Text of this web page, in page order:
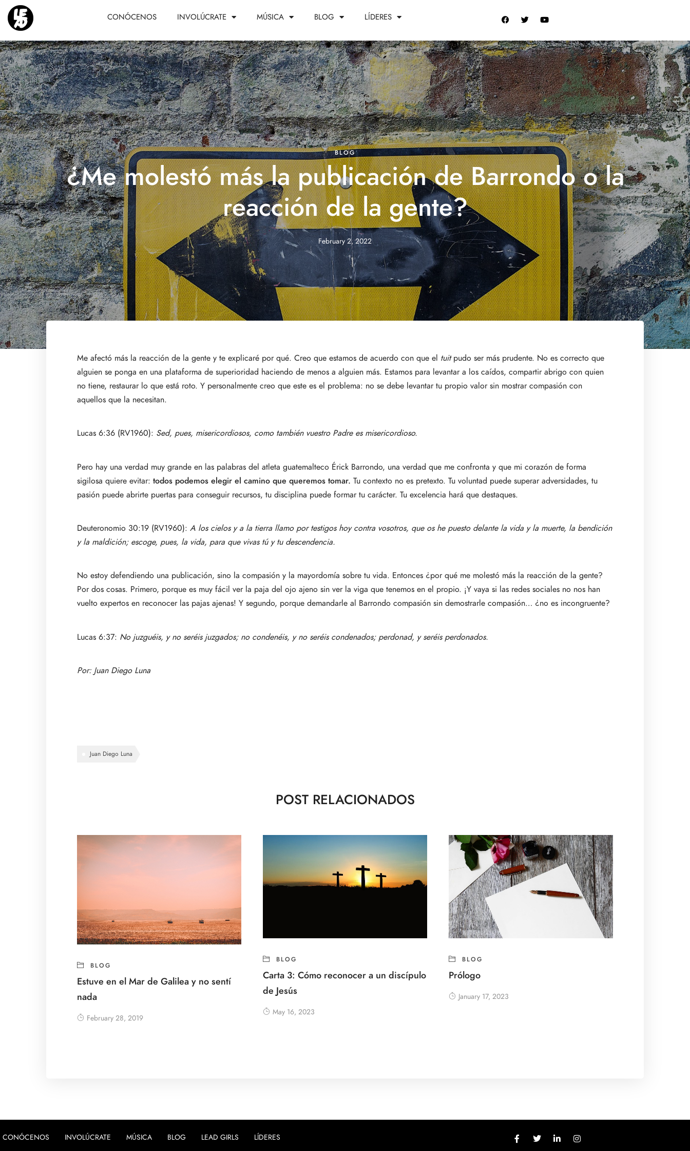
CONÓCENOS INVOLÚCRATE MÚSICA BLOG LÍDERES
BLOG
¿Me molestó más la publicación de Barrondo o la
reacción de la gente?
February 2, 2022
Me afectó más la reacción de la gente y te explicaré por qué. Creo que estamos de acuerdo con que el tuitpudo ser más prudente. No es correcto que
alguien se ponga en una plataforma de superioridad haciendo de menos a alguien más. Estamos para levantar a los caídos, compartir abrigo con quien
no tiene, restaurar lo que está roto. Y personalmente creo que este es el problema: no se debe levantar tu propio valor sin mostrar compasión con
aquellos que la necesitan.
Lucas 6:36 (RV1960): Sed, pues, misericordiosos, como también vuestro Padre es misericordioso.
Pero hay una verdad muy grande en las palabras del atleta guatemalteco Érick Barrondo, una verdad que me confronta y que mi corazón de forma
sigilosa quiere evitar: todos podemos elegir el camino que queremos tomar. Tu contexto no es pretexto. Tu voluntad puede superar adversidades, tu
pasión puede abrirte puertas para conseguir recursos, tu disciplina puede formar tu carácter. Tu excelencia hará que destaques.
Deuteronomio 30:19 (RV1960): A los cielos y a la tierra llamo por testigos hoy contra vosotros, que os he puesto delante la vida y la muerte, la bendición
y la maldición; escoge, pues, la vida, para que vivas tú y tu descendencia.
No estoy defendiendo una publicación, sino la compasión y la mayordomía sobre tu vida. Entonces ¿por qué me molestó más la reacción de la gente?
Por dos cosas. Primero, porque es muy fácil ver la paja del ojo ajeno sin ver la viga que tenemos en el propio. ¡Y vaya si las redes sociales no nos han
vuelto expertos en reconocer las pajas ajenas! Y segundo, porque demandarle al Barrondo compasión sin demostrarle compasión… ¿no es incongruente?
Lucas 6:37: No juzguéis, y no seréis juzgados; no condenéis, y no seréis condenados; perdonad, y seréis perdonados.
Por: Juan Diego Luna
Juan Diego Luna
POST RELACIONADOS
BLOG
Estuve en el Mar de Galilea y no sentí
nada
February 28, 2019
BLOG
Carta 3: Cómo reconocer a un discípulo
de Jesús
May 16, 2023
BLOG
Prólogo
January 17, 2023
CONÓCENOS INVOLÚCRATE MÚSICA BLOG LEAD GIRLS LÍDERES